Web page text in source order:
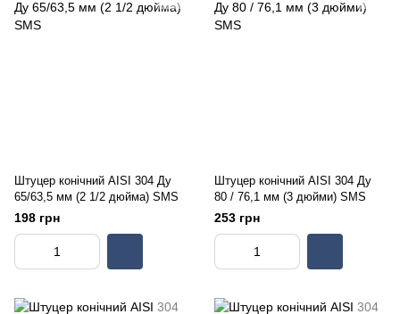
Штуцер конічний AISI 304 Ду
65/63,5 мм (2 1/2 дюйма) SMS
198 грн
Штуцер конічний AISI 304 Ду
80 / 76,1 мм (3 дюйми) SMS
253 грн